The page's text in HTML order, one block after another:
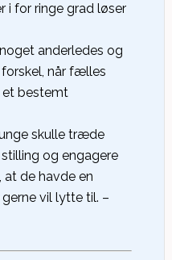
i for ringe grad løser
anderledes og
når fælles
bestemt
skulle træde
og engagere
at de havde en
vil lytte til. –